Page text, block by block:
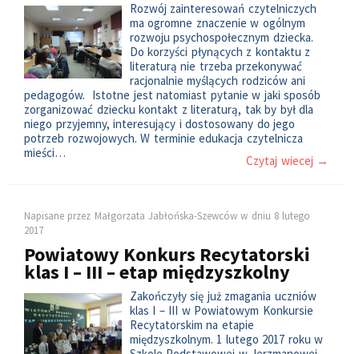
Rozwój zainteresowań czytelniczych
ma ogromne znaczenie w ogólnym
rozwoju psychospołecznym dziecka.
Do korzyści płynących z kontaktu z
literaturą nie trzeba przekonywać
racjonalnie myślących rodziców ani
pedagogów. Istotne jest natomiast pytanie w jaki sposób
zorganizować dziecku kontakt z literaturą, tak by był dla
niego przyjemny, interesujący i dostosowany do jego
potrzeb rozwojowych. W terminie edukacja czytelnicza
mieści…
Czytaj wiecej →
Napisane przez Małgorzata Jabłońska-Szewcóww dniu 8 lutego
2017
Powiatowy Konkurs Recytatorski
klas I – III – etap międzyszkolny
Zakończyły się już zmagania uczniów
klas I – III w Powiatowym Konkursie
Recytatorskim na etapie
międzyszkolnym. 1 lutego 2017 roku w